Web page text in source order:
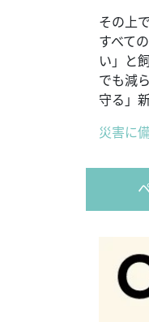
その上
すべて
い」と
でも減
守る」
災害に